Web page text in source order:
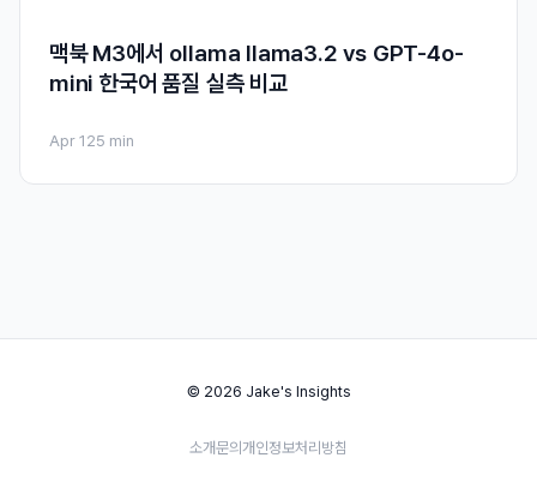
맥북 M3에서 ollama llama3.2 vs GPT-4o-
mini 한국어 품질 실측 비교
Apr 125 min
© 2026 Jake's Insights
소개문의 개인정보처리방침